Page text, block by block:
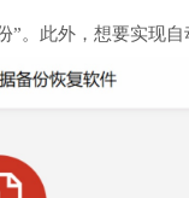
”。此外，想要实现